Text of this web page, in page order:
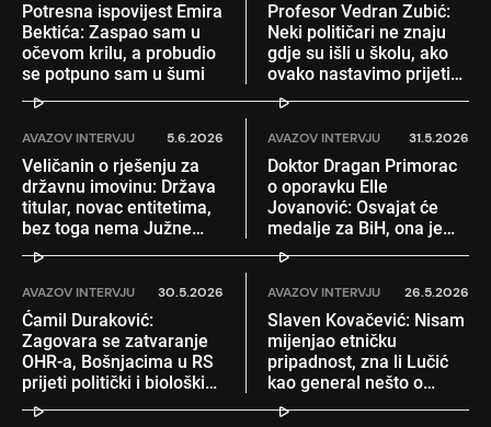
Potresna ispovijest Emira
Bektića: Zaspao sam u
očevom krilu, a probudio
se potpuno sam u šumi
Profesor Vedran Zubić:
Neki političari ne znaju
gdje su išli u školu, ako
ovako nastavimo prijeti
nam nestanak
AVAZOV INTERVJU 5.6.2026
Veličanin o rješenju za
državnu imovinu: Država
titular, novac entitetima,
bez toga nema Južne
interkonekcije!
AVAZOV INTERVJU 31.5.2026
Doktor Dragan Primorac
o oporavku Elle
Jovanović: Osvajat će
medalje za BiH, ona je
čudo
AVAZOV INTERVJU 30.5.2026
Ćamil Duraković:
Zagovara se zatvaranje
OHR-a, Bošnjacima u RS
prijeti politički i biološki
nestanak
AVAZOV INTERVJU 26.5.2026
Slaven Kovačević: Nisam
mijenjao etničku
pripadnost, zna li Lučić
kao general nešto o
zločinima HVO-a?